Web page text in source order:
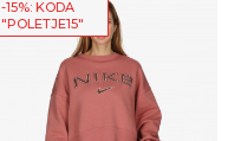
-15%: KODA
"POLETJE15"